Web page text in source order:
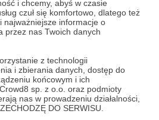
i chcemy, abyś w czasie
czuł się komfortowo, dlatego też
najważniejsze informacje o
przez nas Twoich danych
z technologii
i zbierania danych, dostęp do
końcowym i ich
sp. z o.o. oraz podmioty
nas w prowadzeniu działalności,
DO SERWISU.
w danym
zostaną, ale próg nie
dla nowych Patronów! W
do nas na
Twoje progi wyglądały
możesz dodać w nich
zdjęcia oraz ustawić